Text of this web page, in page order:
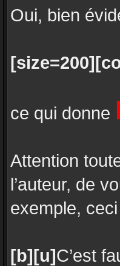
Oui, bien
ce qui donne
Attention
l’auteur, de
exemple,
[b][u]C’est